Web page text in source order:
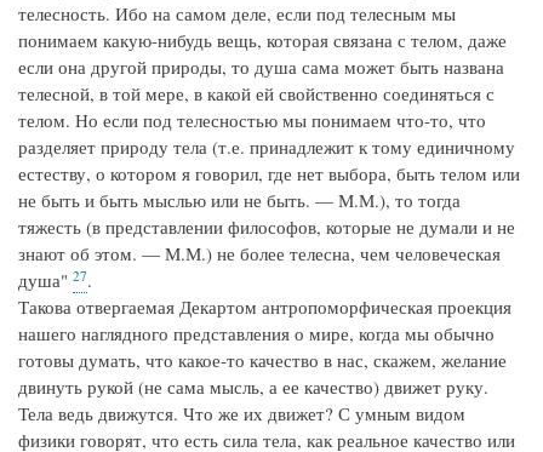
телесность. Ибо на самом деле, если под телесным мы
понимаем какую-нибудь вещь, которая связана с телом, даже
если она другой природы, то душа сама может быть названа
телесной, в той мере, в какой ей свойственно соединяться с
телом. Но если под телесностью мы понимаем что-то, что
разделяет природу тела (т.е. принадлежит к тому единичному
естеству, о котором я говорил, где нет выбора, быть телом или
не быть и быть мыслью или не быть. — М.М.), то тогда
тяжесть (в представлении философов, которые не думали и не
знают об этом. — М.М.) не более телесна, чем человеческая
душа" 27.
Такова отвергаемая Декартом антропоморфическая проекция
нашего наглядного представления о мире, когда мы обычно
готовы думать, что какое-то качество в нас, скажем, желание
двинуть рукой (не сама мысль, а ее качество) движет руку.
Тела ведь движутся. Что же их движет? С умным видом
физики говорят, что есть сила тела, как реальное качество или